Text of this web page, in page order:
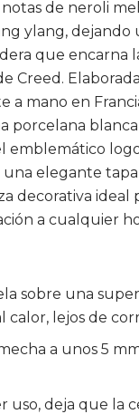
de neroli
ylang, dejando
que encarna
Creed.
a mano en
porcelana
emblemático
elegante
decorativa ideal
a cualquier
sobre una
calor, lejos de
a unos 5
uso, deja que la